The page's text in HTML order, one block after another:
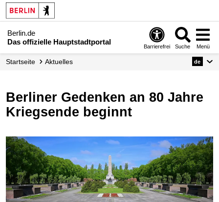
Berlin.de
Das offizielle Hauptstadtportal
Barrierefrei Suche Menü
Startseite Aktuelles de
Berliner Gedenken an 80 Jahre
Kriegsende beginnt